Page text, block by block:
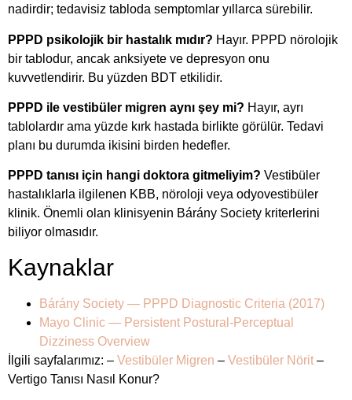
nadirdir; tedavisiz tabloda semptomlar yıllarca sürebilir.
PPPD psikolojik bir hastalık mıdır? Hayır. PPPD nörolojik
bir tablodur, ancak anksiyete ve depresyon onu
kuvvetlendirir. Bu yüzden BDT etkilidir.
PPPD ile vestibüler migren aynı şey mi? Hayır, ayrı
tablolardır ama yüzde kırk hastada birlikte görülür. Tedavi
planı bu durumda ikisini birden hedefler.
PPPD tanısı için hangi doktora gitmeliyim? Vestibüler
hastalıklarla ilgilenen KBB, nöroloji veya odyovestibüler
klinik. Önemli olan klinisyenin Bárány Society kriterlerini
biliyor olmasıdır.
Kaynaklar
Bárány Society — PPPD Diagnostic Criteria (2017)
Mayo Clinic — Persistent Postural-Perceptual
Dizziness Overview
İlgili sayfalarımız: – Vestibüler Migren – Vestibüler Nörit –
Vertigo Tanısı Nasıl Konur?